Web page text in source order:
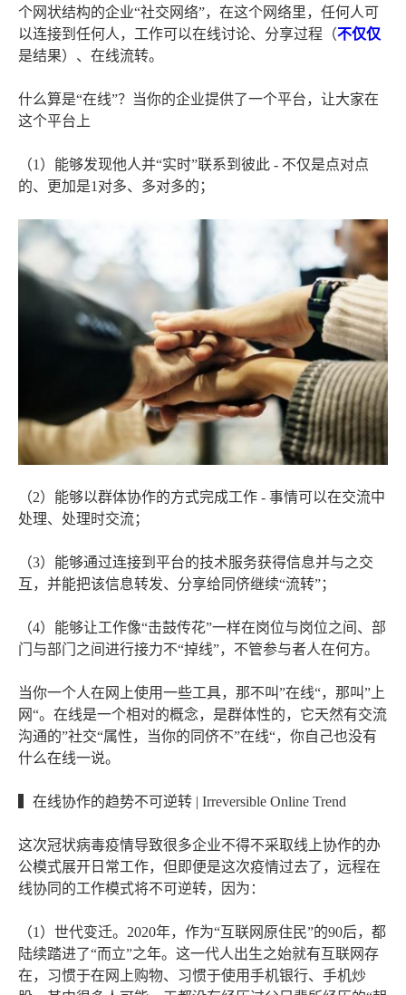
个网状结构的企业“社交网络”，在这个网络里，任何人可
以连接到任何人，工作可以在线讨论、分享过程（不仅仅
是结果）、在线流转。
什么算是“在线”？当你的企业提供了一个平台，让大家在
这个平台上
（1）能够发现他人并“实时”联系到彼此 - 不仅是点对点
的、更加是1对多、多对多的；
（2）能够以群体协作的方式完成工作 - 事情可以在交流中
处理、处理时交流；
（3）能够通过连接到平台的技术服务获得信息并与之交
互，并能把该信息转发、分享给同侪继续“流转”；
（4）能够让工作像“击鼓传花”一样在岗位与岗位之间、部
门与部门之间进行接力不“掉线”，不管参与者人在何方。
当你一个人在网上使用一些工具，那不叫”在线“，那叫”上
网“。在线是一个相对的概念，是群体性的，它天然有交流
沟通的”社交“属性，当你的同侪不”在线“，你自己也没有
什么在线一说。
▍在线协作的趋势不可逆转 | Irreversible Online Trend
这次冠状病毒疫情导致很多企业不得不采取线上协作的办
公模式展开日常工作，但即便是这次疫情过去了，远程在
线协同的工作模式将不可逆转，因为：
（1）世代变迁。2020年，作为“互联网原住民”的90后，都
陆续踏进了“而立”之年。这一代人出生之始就有互联网存
在，习惯于在网上购物、习惯于使用手机银行、手机炒